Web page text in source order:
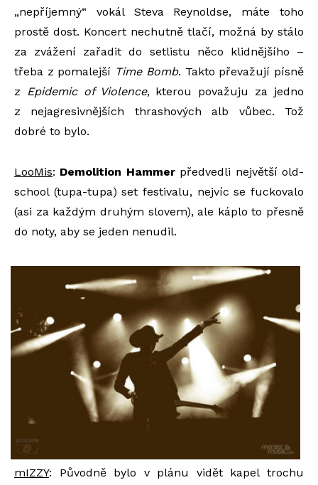
„nepříjemný“ vokál Steva Reynoldse, máte toho
prostě dost. Koncert nechutně tlačí, možná by stálo
za zvážení zařadit do setlistu něco klidnějšího –
třeba z pomalejší Time Bomb. Takto převažují písně
z Epidemic of Violence, kterou považuju za jedno
z nejagresivnějších thrashových alb vůbec. Tož
dobré to bylo.
LooMis: Demolition Hammerpředvedli největší old-
school (tupa-tupa) set festivalu, nejvíc se fuckovalo
(asi za každým druhým slovem), ale káplo to přesně
do noty, aby se jeden nenudil.
mIZZY: Původně bylo v plánu vidět kapel trochu